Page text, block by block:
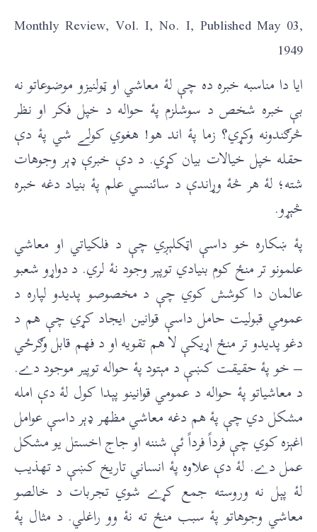
Monthly Review, Vol. I, No. I, Published May 03,
1949
ايا دا مناسبه خبره ده چې لۀ معاشي او ټولنيزو موضوعاتو نه
بې خبره شخص د سوشلزم پۀ حواله د خپل فکر او نظر
څرګندونه وکړي؟ زما پۀ اند هو! هغوي کولے شي پۀ دې
حقله خپل خيالات بيان کړي. د دې خبرې ډېر وجوهات
شته؛ لۀ هر څۀ وړاندې د سائنسي علم پۀ بنياد دغه خبره
څېړو.
پۀ ښکاره خو داسې اټکلېږي چې د فلکياتي او معاشي
علمونو تر منځ کوم بنيادي توپېر وجود نۀ لري. د دواړو شعبو
عالمان دا کوشش کوي چې د مخصوصو پديدو لپاره د
عمومي قبوليت حامل داسې قوانين ايجاد کړي چې هم د
دغو پديدو تر منځ اړيکې لا هم تقويه او د فهم قابل وګرځي
– خو پۀ حقيقت کښې د مېتود پۀ حواله توپير موجود دے.
د معاشياتو پۀ حواله د عمومي قوانينو پېدا کول لۀ دې امله
مشکل دي چې پۀ هم دغه معاشي مظهر ډېر داسې عوامل
اغېزه کوي چې فرداً فرداً ئې شننه او جاج اخستل يو مشکل
عمل دے. لۀ دې علاوه پۀ انساني تاريخ کښې د تهذيب
لۀ پېل نه وروسته جمع کړے شوي تجربات د خالصو
معاشي وجوهاتو پۀ سبب منځ ته نۀ وو راغلي. د مثال پۀ